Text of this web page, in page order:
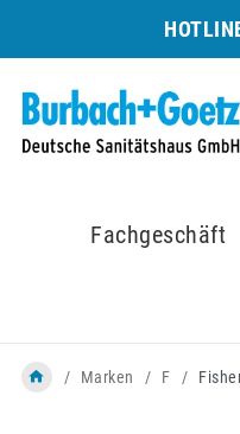
Fachgeschäft
Marken F